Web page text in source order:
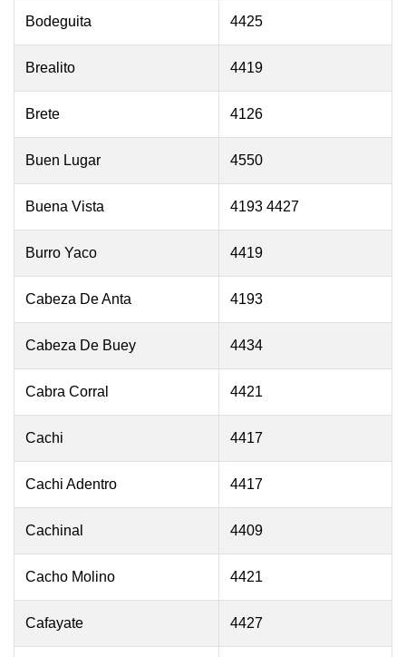
Bodeguita 4425
Brealito 4419
Brete 4126
Buen Lugar 4550
Buena Vista 4193 4427
Burro Yaco 4419
Cabeza De Anta 4193
Cabeza De Buey 4434
Cabra Corral 4421
Cachi 4417
Cachi Adentro 4417
Cachinal 4409
Cacho Molino 4421
Cafayate 4427